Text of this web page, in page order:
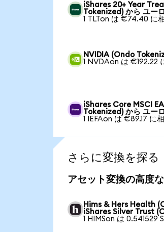
iShares 20+ Year
Tokenized) から ユーロ
1 TLTon は €74.40 に
NVIDIA (Ondo
1 NVDAon は €192.22
iShares Core MSCI
Tokenized) から ユーロ
1 IEFAon は €89.17 に
さらに変換を探る
アセット変換の高度
Hims & Hers Health
iShares Silver Trust
1 HIMSon は 0.541529